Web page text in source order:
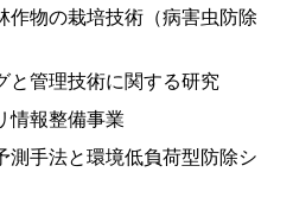
物の栽培技術（病害虫防除
管理技術に関する研究
情報整備事業
手法と環境低負荷型防除シ